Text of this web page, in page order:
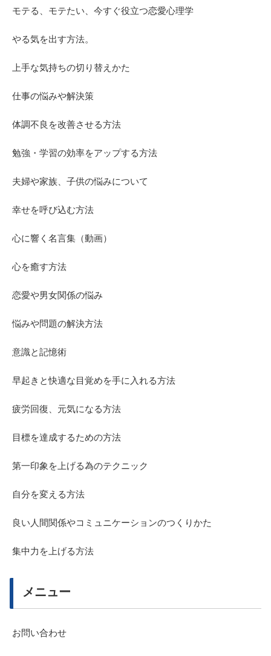
モテる、モテたい、今すぐ役立つ恋愛心理学
やる気を出す方法。
上手な気持ちの切り替えかた
仕事の悩みや解決策
体調不良を改善させる方法
勉強・学習の効率をアップする方法
夫婦や家族、子供の悩みについて
幸せを呼び込む方法
心に響く名言集（動画）
心を癒す方法
恋愛や男女関係の悩み
悩みや問題の解決方法
意識と記憶術
早起きと快適な目覚めを手に入れる方法
疲労回復、元気になる方法
目標を達成するための方法
第一印象を上げる為のテクニック
自分を変える方法
良い人間関係やコミュニケーションのつくりかた
集中力を上げる方法
メニュー
お問い合わせ